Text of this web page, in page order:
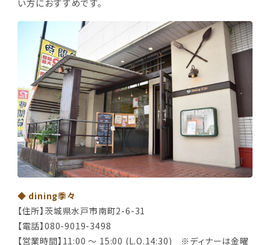
い方におすすめです。
◆ dining季々
【住所】茨城県水戸市南町2-6-31
【電話】080-9019-3498
【営業時間】11:00 ～ 15:00 (L.O.14:30) ※ディナーは金曜